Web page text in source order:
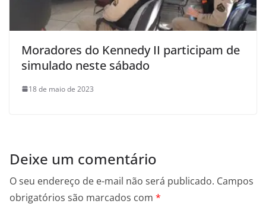
Moradores do Kennedy II participam de
simulado neste sábado
18 de maio de 2023
Deixe um comentário
O seu endereço de e-mail não será publicado. Campos
obrigatórios são marcados com *